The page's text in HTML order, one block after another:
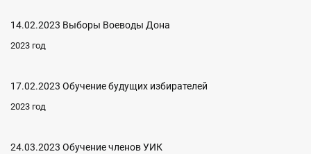
14.02.2023 Выборы Воеводы Дона
2023 год
17.02.2023 Обучение будущих избирателей
2023 год
24.03.2023 Обучение членов УИК